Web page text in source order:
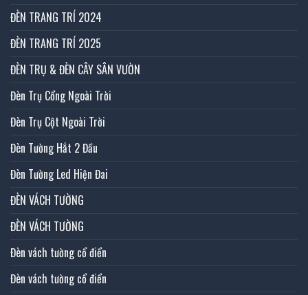
ĐÈN TRANG TRÍ 2024
ĐÈN TRANG TRÍ 2025
ĐÈN TRỤ & ĐÈN CÂY SÂN VƯỜN
Đèn Trụ Cổng Ngoài Trời
Đèn Trụ Cột Ngoài Trời
Đèn Tường Hắt 2 Đầu
Đèn Tường Led Hiện Đai
ĐÈN VÁCH TƯỜNG
ĐÈN VÁCH TƯỜNG
Đèn vách tường cổ điển
Đèn vách tường cổ điển